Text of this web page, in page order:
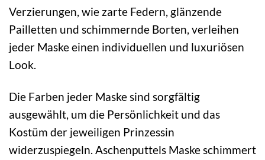
Verzierungen, wie zarte Federn, glänzende
Pailletten und schimmernde Borten, verleihen
jeder Maske einen individuellen und luxuriösen
Look.
Die Farben jeder Maske sind sorgfältig
ausgewählt, um die Persönlichkeit und das
Kostüm der jeweiligen Prinzessin
widerzuspiegeln. Aschenputtels Maske schimmert